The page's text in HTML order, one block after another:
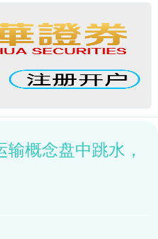
概念盘中跳水，